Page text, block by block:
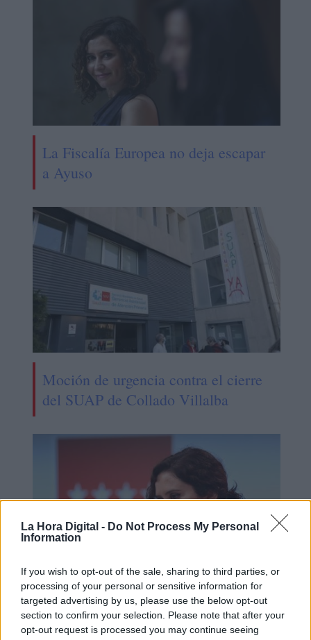
La Hora Digital - Do Not Process My Personal
Information
If you wish to opt-out of the sale, sharing to third parties, or
processing of your personal or sensitive information for
targeted advertising by us, please use the below opt-out
section to confirm your selection. Please note that after your
opt-out request is processed you may continue seeing
La Fiscalía Europea no deja escapar
a Ayuso
Moción de urgencia contra el cierre
del SUAP de Collado Villalba
Ayuso recurre a la justicia para
bloquear la Ley Celáa en Madrid